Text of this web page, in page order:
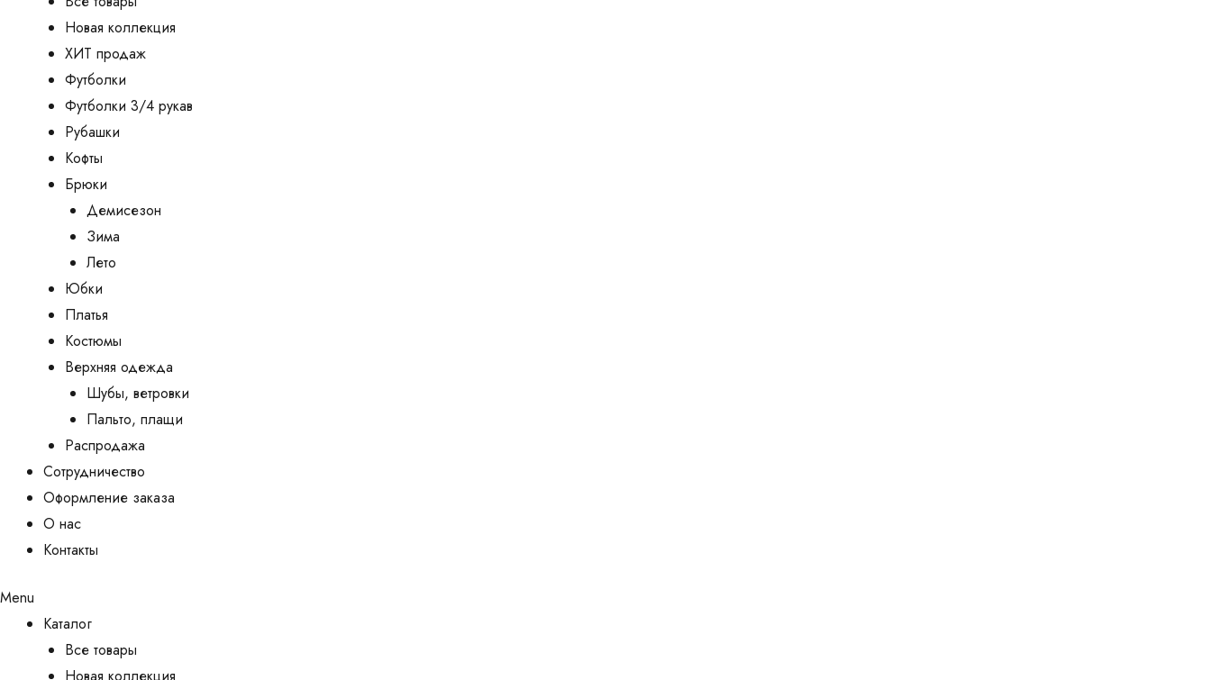
Новая коллекция
ХИТ продаж
Футболки
Футболки 3/4 рукав
Рубашки
Кофты
Брюки
Демисезон
Зима
Лето
Юбки
Платья
Костюмы
Верхняя одежда
Шубы, ветровки
Пальто, плащи
Распродажа
Сотрудничество
Оформление заказа
О нас
Контакты
Menu
Каталог
Все товары